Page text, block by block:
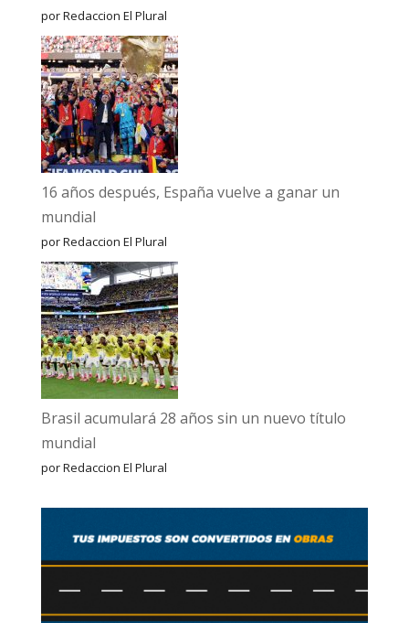
por Redaccion El Plural
16 años después, España vuelve a ganar un
mundial
por Redaccion El Plural
Brasil acumulará 28 años sin un nuevo título
mundial
por Redaccion El Plural